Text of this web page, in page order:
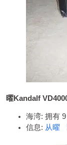
曜Kandalf
海湾: 拥有
信息: 从曜